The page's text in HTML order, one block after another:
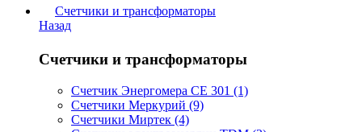
Счетчики и трансформаторы
Назад
Счетчики и трансформаторы
Счетчик Энергомера СЕ 301 (1)
Счетчики Меркурий (9)
Счетчики Миртек (4)